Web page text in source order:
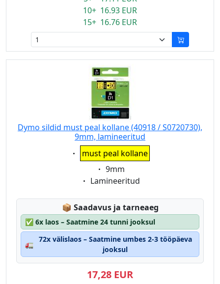
10+ 16.93 EUR
15+ 16.76 EUR
Dymo sildid must peal kollane (40918 / S0720730),
9mm, lamineeritud
Eigenschaft:
must peal kollane
Eigenschaft:
9mm
Eigenschaft:
Lamineeritud
📦 Lagerstatus:
Saadavus ja tarneaeg
✅ 6x laos – Saatmine 24 tunni jooksul
🚛
72x välislaos – Saatmine umbes 2-3 tööpäeva
jooksul
17,28 EUR